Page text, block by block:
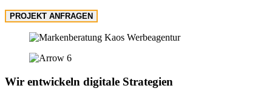
PROJEKT ANFRAGEN
Wir entwickeln digitale Strategien